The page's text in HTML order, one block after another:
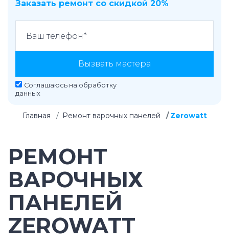
Заказать ремонт со скидкой 20%
Вызвать мастера
Соглашаюсь на обработку
данных
Главная Ремонт варочных панелей Zerowatt
РЕМОНТ
ВАРОЧНЫХ
ПАНЕЛЕЙ
ZEROWATT